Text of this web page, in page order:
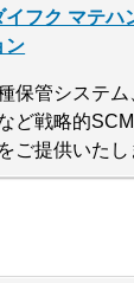
イフク マテハ
ン
保管システ
ど戦略的
ご提供いたし